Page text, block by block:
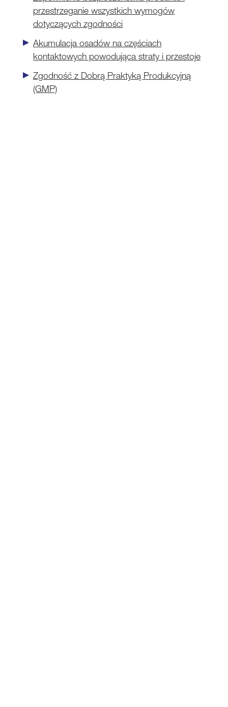
przestrzeganie wszystkich wymogów
dotyczących zgodności
Akumulacja osadów na częściach
kontaktowych powodująca straty i przestoje
Zgodność z Dobrą Praktyką Produkcyjną
(GMP)